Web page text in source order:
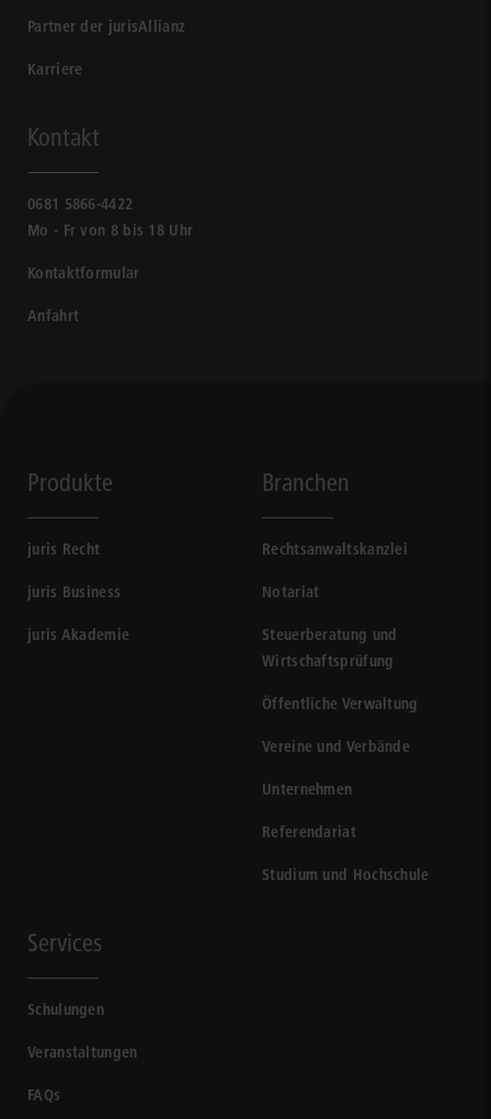
Partner der jurisAllianz
Karriere
Kontakt
0681 5866-4422
Mo - Fr von 8 bis 18 Uhr
Kontaktformular
Anfahrt
Produkte
juris Recht
juris Business
juris Akademie
Branchen
Rechtsanwaltskanzlei
Notariat
Steuerberatung und
Wirtschaftsprüfung
Öffentliche Verwaltung
Vereine und Verbände
Unternehmen
Referendariat
Studium und Hochschule
Services
Schulungen
Veranstaltungen
FAQs